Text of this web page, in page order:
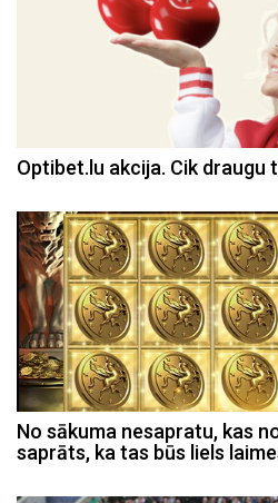
Optibet.lu akcija. Cik draugu
No sākuma nesapratu, kas
saprāts, ka tas būs liels